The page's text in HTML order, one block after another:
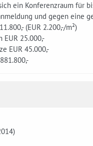
ein Konferenzraum für
und gegen eine
(EUR 2.200,-/m²)
25.000,-
EUR 45.000,-